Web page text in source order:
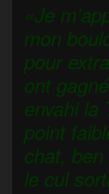
«Je
mon
pour
ont
envahi la
point
chat, ben
le cul